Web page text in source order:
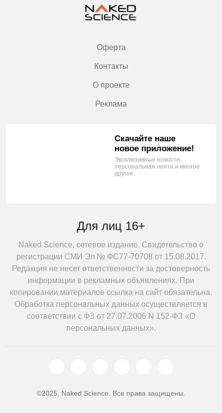
Оферта
Контакты
О проекте
Реклама
Для лиц 16+
Naked Science, сетевое издание. Свидетельство о
регистрации СМИ Эл № ФС77-70708 от 15.08.2017.
Редакция не несет ответственности за достоверность
информации в рекламных объявлениях. При
копировании материалов ссылка на сайт обязательна.
Обработка персональных данных осуществляется в
соответствии с ФЗ от 27.07.2006 N 152-ФЗ «О
персональных данных».
Скачайте наше
новое приложение!
Эксклюзивные новости,
персональная лента и многое
другое.
©2025, Naked Science. Все права защищены.